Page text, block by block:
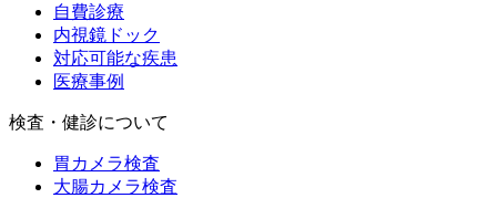
自費診療
内視鏡ドック
対応可能な疾患
医療事例
検査・健診について
胃カメラ検査
大腸カメラ検査